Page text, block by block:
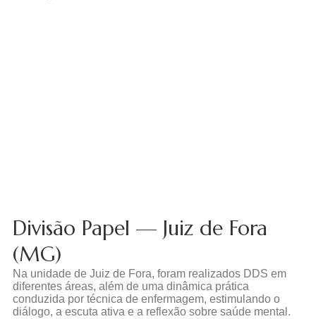
Divisão Papel — Juiz de Fora
(MG)
Na unidade de Juiz de Fora, foram realizados DDS em
diferentes áreas, além de uma dinâmica prática
conduzida por técnica de enfermagem, estimulando o
diálogo, a escuta ativa e a reflexão sobre saúde mental.